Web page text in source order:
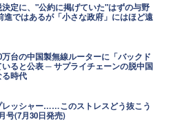
定に、"公約に掲げていた"はずの与野
ではあるが「小さな政府」にはほど遠
台の中国製無線ルーターに「バックド
ると公表 ─ サプライチェーンの脱中国
時代
レッシャー……このストレスどう抜こう
号(7月30日発売)